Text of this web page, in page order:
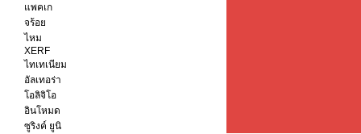
แพคเก
จร้อย
ไหม
XERF
ไทเทเนียม
อัลเทอร่า
โอลิจิโอ
อินโหมด
ซูริงค์ ยูนิ